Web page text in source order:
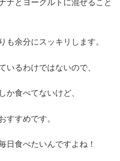
ナとヨーグルトに混ぜること
も余分にスッキリします。
いるわけではないので、
か食べてないけど、
すすめです。
日食べたいんですよね！